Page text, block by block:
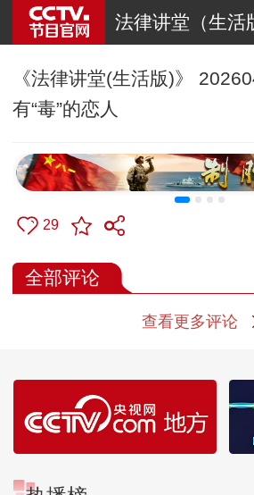
法律讲堂（生活
《法律讲堂(生活版)》
有“毒”的恋人
29
全部评论
查看更多评论